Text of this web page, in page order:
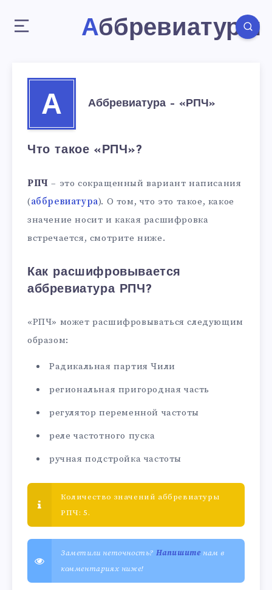
Аббревиатуры
А Аббревиатура – «РПЧ»
Что такое «РПЧ»?
РПЧ – это сокращенный вариант написания
(аббревиатура). О том, что это такое, какое
значение носит и какая расшифровка
встречается, смотрите ниже.
Как расшифровывается
аббревиатура РПЧ?
«РПЧ» может расшифровываться следующим
образом:
Радикальная партия Чили
региональная пригородная часть
регулятор переменной частоты
реле частотного пуска
ручная подстройка частоты
Количество значений аббревиатуры
РПЧ: 5.
Заметили неточность? Напишитенам в
комментариях ниже!